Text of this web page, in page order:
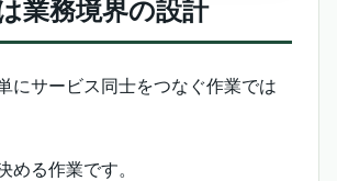
業務境界の設計
にサービス同士をつなぐ作業では
める作業です。